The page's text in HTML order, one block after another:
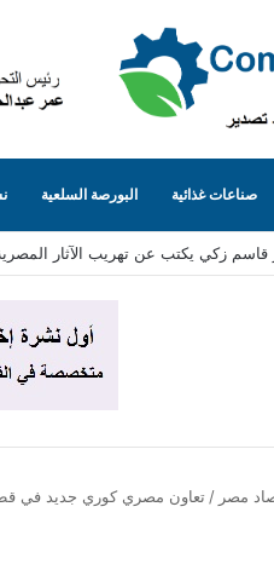
صناعات غذائية البورصة السلعية
يكتب عن تهريب الآثار المصرية (٨٥)… الجانب المظلم من الإنترنت (حيث تُباع توابيت مصرية بلا حسيب
مصر / تعاون مصري كوري جديد في